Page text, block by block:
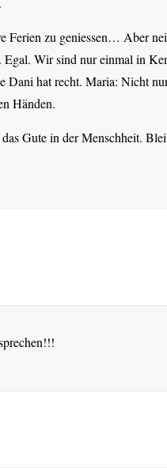
Ferien zu geniessen… Aber
Egal. Wir sind nur einmal in
Dani hat recht. Maria: Nicht
Händen.
Gute in der Menschheit.